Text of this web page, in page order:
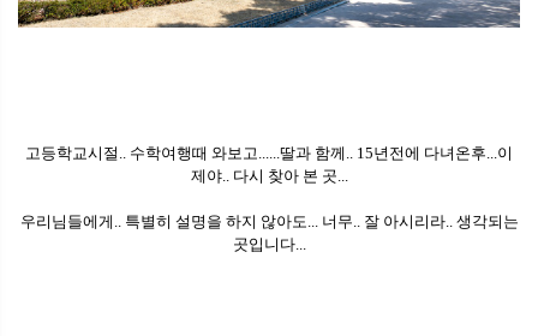
고등학교시절.. 수학여행때 와보고......딸과 함께.. 15년전에 다녀온후...이
제야.. 다시 찾아 본 곳...
우리님들에게.. 특별히 설명을 하지 않아도... 너무.. 잘 아시리라.. 생각되는
곳입니다...